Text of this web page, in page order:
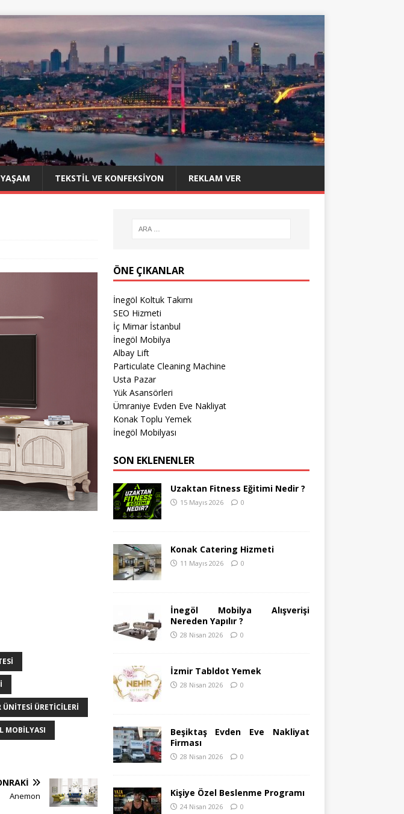
YAŞAM TEKSTIL VE KONFEKSIYON REKLAM VER
ÜRETICILERI
MOBILYASI
Anemon
ÖNE ÇIKANLAR
İnegöl Koltuk Takımı
SEO Hizmeti
İç Mimar İstanbul
İnegöl Mobilya
Albay Lift
Particulate Cleaning Machine
Usta Pazar
Yük Asansörleri
Ümraniye Evden Eve Nakliyat
Konak Toplu Yemek
İnegöl Mobilyası
SON EKLENENLER
Uzaktan Fitness Eğitimi Nedir ?
15 Mayıs 2026 0
Konak Catering Hizmeti
11 Mayıs 2026 0
İnegöl Mobilya Alışverişi
Nereden Yapılır ?
28 Nisan 2026 0
İzmir Tabldot Yemek
28 Nisan 2026 0
Beşiktaş Evden Eve Nakliyat
Firması
28 Nisan 2026 0
Kişiye Özel Beslenme Programı
24 Nisan 2026 0